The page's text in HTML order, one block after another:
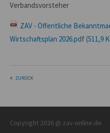
Verbandsvorsteher
ZAV - Öffentliche
Wirtschaftsplan 2026.pdf(511,9
ZURÜCK
Copyright 2026 @ zav-online.de